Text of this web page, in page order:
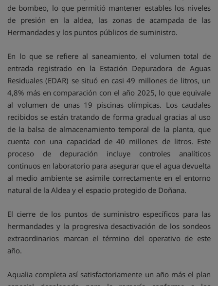
de bombeo, lo que permitió mantener estables los niveles
de presión en la aldea, las zonas de acampada de las
Hermandades y los puntos públicos de suministro.
En lo que se refiere al saneamiento, el volumen total de
entrada registrado en la Estación Depuradora de Aguas
Residuales (EDAR) se situó en casi 49 millones de litros, un
4,8% más en comparación con el año 2025, lo que equivale
al volumen de unas 19 piscinas olímpicas. Los caudales
recibidos se están tratando de forma gradual gracias al uso
de la balsa de almacenamiento temporal de la planta, que
cuenta con una capacidad de 40 millones de litros. Este
proceso de depuración incluye controles analíticos
continuos en laboratorio para asegurar que el agua devuelta
al medio ambiente se asimile correctamente en el entorno
natural de la Aldea y el espacio protegido de Doñana.
El cierre de los puntos de suministro específicos para las
hermandades y la progresiva desactivación de los sondeos
extraordinarios marcan el término del operativo de este
año.
Aqualia completa así satisfactoriamente un año más el plan